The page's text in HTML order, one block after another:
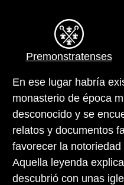
Premonstratenses
En ese lugar habría
monasterio de época
desconocido y se
relatos y documentos
favorecer la
Aquella leyenda
descubrió con unas